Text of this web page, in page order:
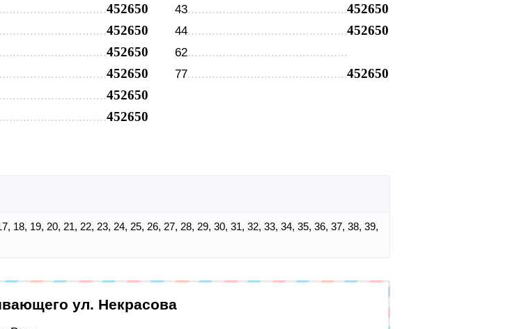
452650
452650
452650
452650
452650
452650
43 452650
44 452650
62
77
452650
18, 19, 20, 21, 22, 23, 24, 25, 26, 27, 28, 29, 30, 31, 32, 33, 34, 35, 36, 37, 38, 39,
ул. Некрасова